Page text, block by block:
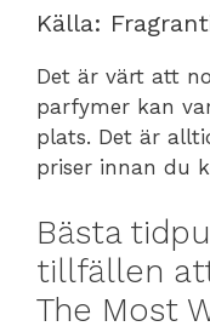
Källa:
Det är värt att
parfymer kan
plats. Det är
priser innan du
Bästa
tillfällen
The Most